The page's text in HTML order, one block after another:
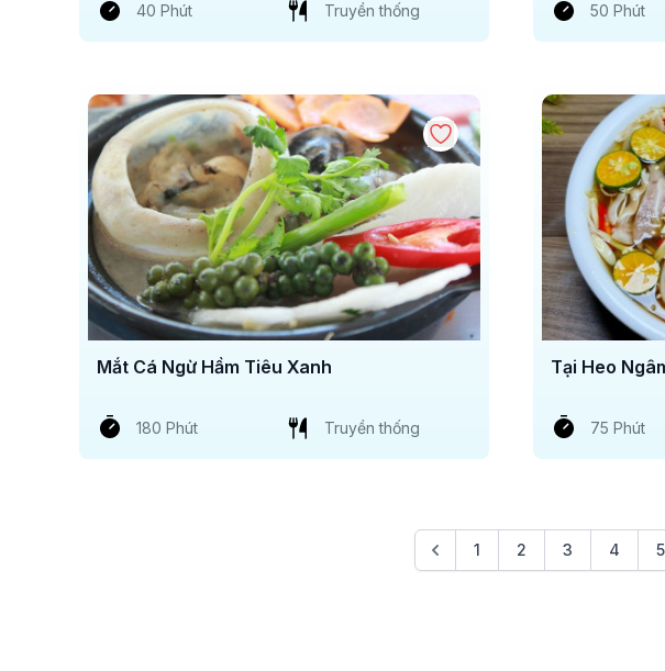
40 Phút Truyền thống 50 Phút
Mắt Cá Ngừ Hầm Tiêu Xanh
180 Phút Truyền thống
Tại Heo
75 Phút
1 2 3 4 5